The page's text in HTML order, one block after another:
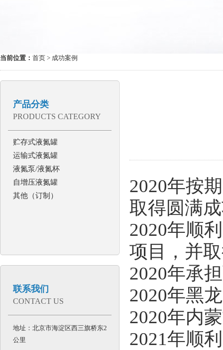
当前位置： 首页 > 成功案例
产品分类
PRODUCTS CATEGORY
贮存式液氮罐
运输式液氮罐
液氮泵/液氮杯
自增压液氮罐
其他（订制）
联系我们
CONTACT US
地址：北京市海淀区西三旗桥东2
公里
2020年按
取得圆满
2020年顺
项目，并
2020年承
2020年黑
2020年内
2021年顺